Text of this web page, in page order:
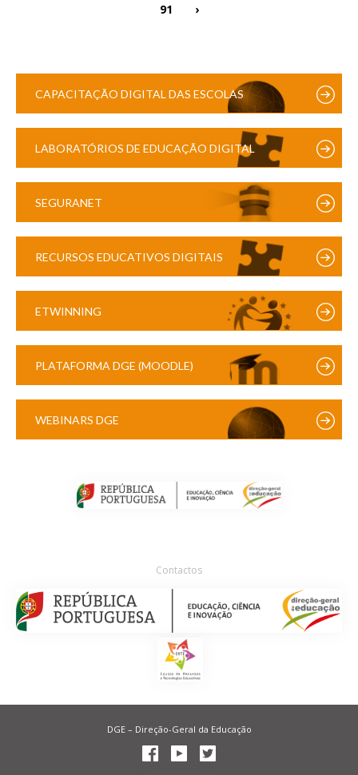
91
›
CAPACITAÇÃO DIGITAL DAS ESCOLAS
LABORATÓRIOS DE EDUCAÇÃO DIGITAL
SEGURANET
RECURSOS EDUCATIVOS DIGITAIS
ETWINNING
PLATAFORMA DGE (MOODLE)
WEBINARS DGE
Contactos
DGE – Direção-Geral da Educação